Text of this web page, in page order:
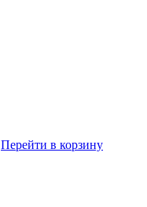
Перейти в корзину